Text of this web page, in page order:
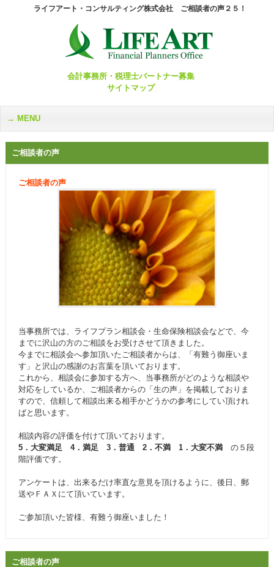
ライフアート・コンサルティング株式会社 ご相談者の声２５！
会計事務所・税理士パートナー募集
サイトマップ
MENU
ご相談者の声
ご相談者の声
当事務所では、ライフプラン相談会・生命保険相談会などで、今
までに沢山の方のご相談をお受けさせて頂きました。
今までに相談会へ参加頂いたご相談者からは、「有難う御座いま
す」と沢山の感謝のお言葉を頂いております。
これから、相談会に参加する方へ、当事務所がどのような相談や
対応をしているか、ご相談者からの「生の声」を掲載しておりま
すので、信頼して相談出来る相手かどうかの参考にしてい頂けれ
ばと思います。
相談内容の評価を付けて頂いております。
5．大変満足 4．満足 3．普通 2．不満 1．大変不満の５段
階評価です。
アンケートは、出来るだけ率直な意見を頂けるように、後日、郵
送やＦＡＸにて頂いています。
ご参加頂いた皆様、有難う御座いました！
ご相談者の声